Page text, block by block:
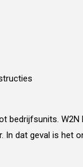
In dat geval is